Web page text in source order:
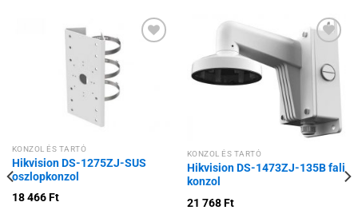
Hozzáadás a
kívánságlistához
KONZOL ÉS TARTÓ
Hikvision DS-1275ZJ-SUS
oszlopkonzol
18 466Ft
Hozzáadás a
kívánságlistához
KONZOL ÉS TARTÓ
Hikvision DS-1473ZJ-135B fali
konzol
21 768Ft